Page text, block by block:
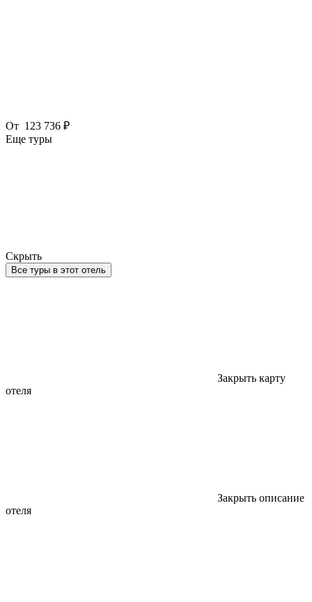
От 123 736 ₽
Еще туры
Скрыть
Все туры в этот отель
Закрыть карту
отеля
Закрыть описание
отеля